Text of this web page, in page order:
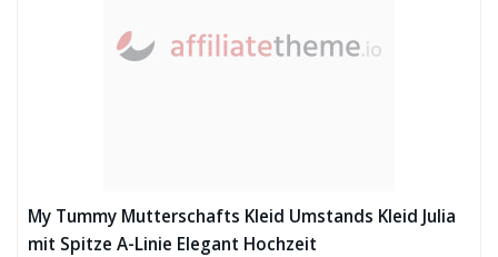
My Tummy Mutterschafts Kleid Umstands Kleid Julia
mit Spitze A-Linie Elegant Hochzeit